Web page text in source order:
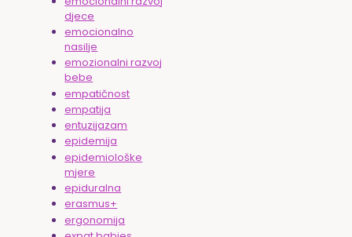
djece
emocionalno
nasilje
emozionalni razvoj
bebe
empatičnost
empatija
entuzijazam
epidemija
epidemiološke
mjere
epiduralna
erasmus+
ergonomija